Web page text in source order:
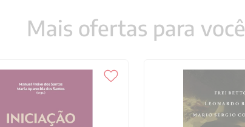
Mais ofertas para você